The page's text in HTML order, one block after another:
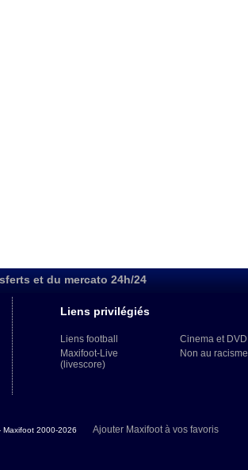
et du mercato 24h/24
Liens privilégiés
Liens football
Maxifoot-Live
(livescore)
Cinema et DVD
Non au racisme
Maxifoot 2000-2026 Ajouter Maxifoot à vos favoris